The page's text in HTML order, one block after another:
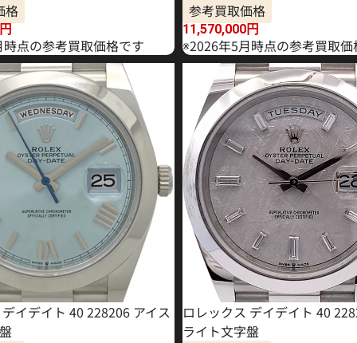
格
円
点の参考買取価格です
参考買取価格
11,570,000円
※2026年5月時点の参考買取価
イデイト 40 228206 アイス
ロレックス デイデイト 40
ライト文字盤